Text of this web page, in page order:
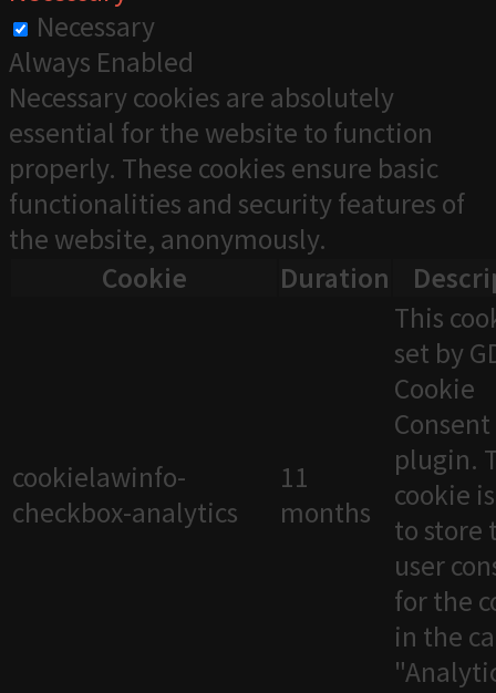
Necessary
Always Enabled
Necessary cookies are absolutely
essential for the website to function
properly. These cookies ensure basic
functionalities and security features of
the website, anonymously.
Cookie
Duration
cookielawinfo-
checkbox-analytics
11
months
This
set by
Cookie
Consent
plugin.
cookie
to store
user
for the
in the